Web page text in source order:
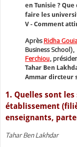
en Tunisie ?
faire les
V - Comment
AprèsRidha
Business School),
Ferchiou,
Tahar Ben
Ammar dircteur
1. Quelles sont
établissement
enseignants,
Tahar Ben Lakhdar